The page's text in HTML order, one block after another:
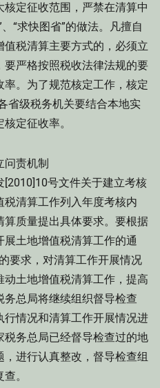
定征收范围，严禁在清算中
“求快图省”的做法。凡擅自
税清算主要方式的，必须立
严格按照税收法律法规的要
。为了规范核定工作，核定
省级税务机关要结合本地实
定征收率。
责机制
号文件关于建立考核
清算工作列入年度考核内
质量提出具体要求。要根据
展土地增值税清算工作的通
要求，对清算工作开展情况
土地增值税清算工作，提高
总局将继续组织督导检查
情况和清算工作开展情况进
务总局已经督导检查过的地
进行认真整改，督导检查组
。